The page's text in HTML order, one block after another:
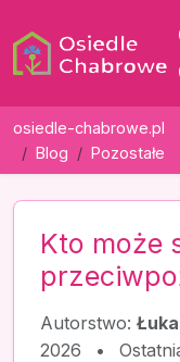
osiedle-chabrowe.pl
Blog
Pozostałe
Kto może
Autorstwo:
2026
•